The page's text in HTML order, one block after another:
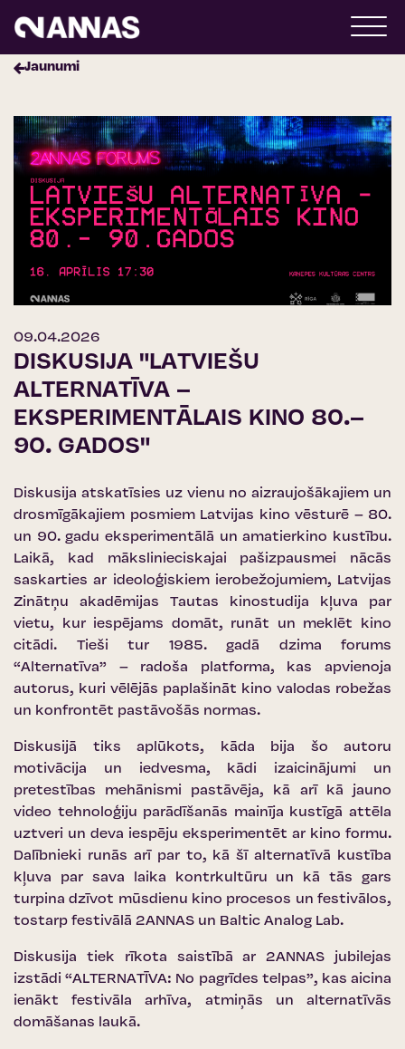
Jaunumi
09.04.2026
DISKUSIJA "LATVIEŠU
ALTERNATĪVA –
EKSPERIMENTĀLAIS KINO 80.–
90. GADOS"
Diskusija atskatīsies uz vienu no aizraujošākajiem un
drosmīgākajiem posmiem Latvijas kino vēsturē – 80.
un 90. gadu eksperimentālā un amatierkino kustību.
Laikā, kad mākslinieciskajai pašizpausmei nācās
saskarties ar ideoloģiskiem ierobežojumiem, Latvijas
Zinātņu akadēmijas Tautas kinostudija kļuva par
vietu, kur iespējams domāt, runāt un meklēt kino
citādi. Tieši tur 1985. gadā dzima forums
“Alternatīva” – radoša platforma, kas apvienoja
autorus, kuri vēlējās paplašināt kino valodas robežas
un konfrontēt pastāvošās normas.
Diskusijā tiks aplūkots, kāda bija šo autoru
motivācija un iedvesma, kādi izaicinājumi un
pretestības mehānismi pastāvēja, kā arī kā jauno
video tehnoloģiju parādīšanās mainīja kustīgā attēla
uztveri un deva iespēju eksperimentēt ar kino formu.
Dalībnieki runās arī par to, kā šī alternatīvā kustība
kļuva par sava laika kontrkultūru un kā tās gars
turpina dzīvot mūsdienu kino procesos un festivālos,
tostarp festivālā 2ANNAS un Baltic Analog Lab.
Diskusija tiek rīkota saistībā ar 2ANNAS jubilejas
izstādi “ALTERNATĪVA: No pagrīdes telpas”, kas aicina
ienākt festivāla arhīva, atmiņās un alternatīvās
domāšanas laukā.